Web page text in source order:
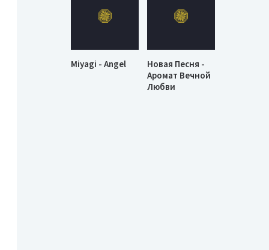
Miyagi - Angel
Новая Песня -
Аромат Вечной
Любви